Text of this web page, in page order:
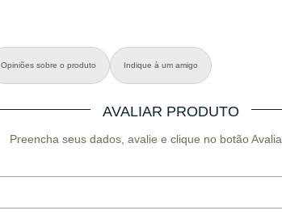
Opiniões sobre o produto Indique à um amigo
AVALIAR PRODUTO
Preencha seus dados, avalie e clique no botão